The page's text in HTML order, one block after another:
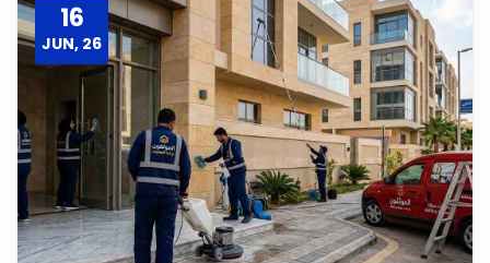
16
JUN, 26